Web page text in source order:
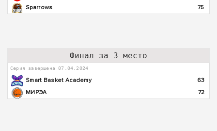
Sparrows
75
Финал за 3 место
Серия завершена 07.04.2024
Smart Basket Academy
63
МИРЭА
72